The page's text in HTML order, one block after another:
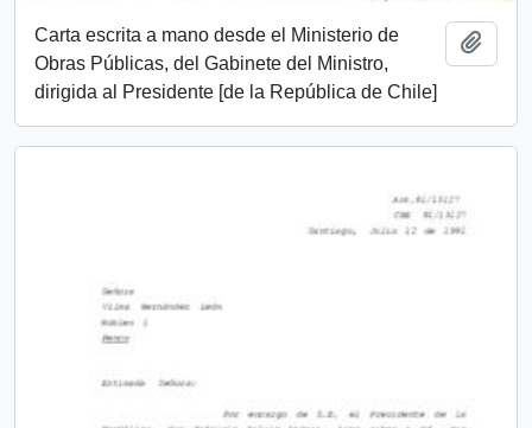
Carta escrita a mano desde el Ministerio de
Obras Públicas, del Gabinete del Ministro,
dirigida al Presidente [de la República de Chile]